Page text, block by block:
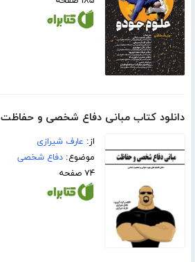
دانلود کتاب مبانی دفاع شخصی و حفاظت
از: عارف شیرازی
موضوع:دفاع شخصی
۷۴ صفحه